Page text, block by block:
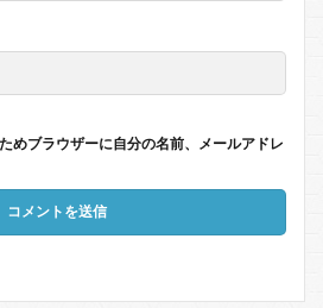
めブラウザーに自分の名前、メールアドレ